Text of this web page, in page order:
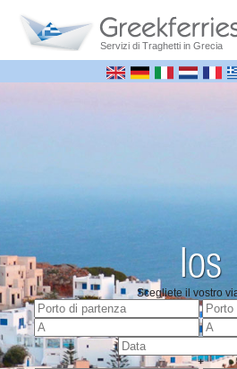
Servizi di Traghetti in Grecia
Ios
Scegliete il vostro
+